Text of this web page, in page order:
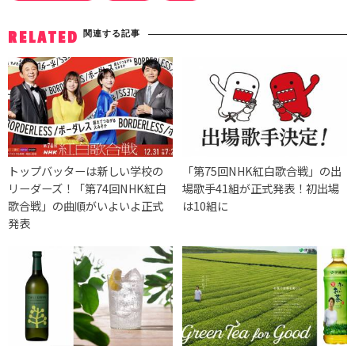
RELATED 関連する記事
トップバッターは新しい学校の
リーダーズ！「第74回NHK紅白
歌合戦」の曲順がいよいよ正式
発表
「第75回NHK紅白歌合戦」の出
場歌手41組が正式発表！初出場
は10組に